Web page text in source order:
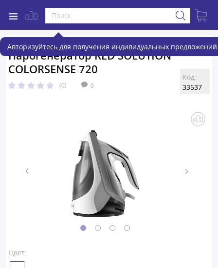
Авторизуйтесь для получения индивидуальных предложений
Парогенератор RED SOLUTION
COLORSENSE 720
(0) 0
Код:
33537
Цвет: